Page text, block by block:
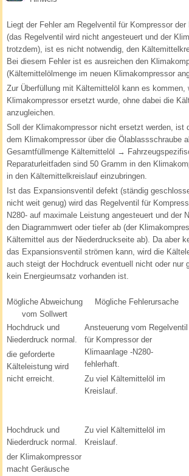
Liegt der Fehler am Regelventil für Kompressor der
(das Regelventil wird nicht angesteuert und der
trotzdem), ist es nicht notwendig, den
Bei diesem Fehler ist es ausreichen den
(Kältemittelölmenge im neuen Klimakompressor
Zur Überfüllung mit Kältemittelöl kann es kommen,
Klimakompressor ersetzt wurde, ohne dabei die
anzugleichen.
Soll der Klimakompressor nicht ersetzt werden, ist
dem Klimakompressor über die Ölablassschraube
Gesamtfüllmenge Kältemittelöl →
Reparaturleitfaden sind 50 Gramm in den
in den Kältemittelkreislauf einzubringen.
Ist das Expansionsventil defekt (ständig
nicht weit genug) wird das Regelventil für
N280- auf maximale Leistung angesteuert und der
den Diagrammwert oder tiefer ab (der
Kältemittel aus der Niederdruckseite ab). Da aber
das Expansionsventil strömen kann, wird die
auch steigt der Hochdruck eventuell nicht oder nur
kein Energieumsatz vorhanden ist.
Mögliche Abweichung
vom Sollwert
Mögliche Fehlerursache
Hochdruck und
Niederdruck normal.
die geforderte
Kälteleistung wird
nicht erreicht.
Ansteuerung vom Regelventil
für Kompressor der
Klimaanlage -N280-
fehlerhaft.
Zu viel Kältemittelöl im
Kreislauf.
Hochdruck und
Niederdruck normal.
der Klimakompressor
macht Geräusche
Zu viel Kältemittelöl im
Kreislauf.